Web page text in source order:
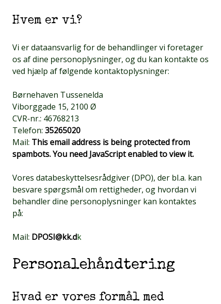
Hvem er vi?
Vi er dataansvarlig for de behandlinger vi foretager
os af dine personoplysninger, og du kan kontakte os
ved hjælp af følgende kontaktoplysninger:
Børnehaven Tussenelda
Viborggade 15, 2100 Ø
CVR-nr.: 46768213
Telefon: 35265020
Mail: This email address is being protected from
spambots. You need JavaScript enabled to view it.
Vores databeskyttelsesrådgiver (DPO), der bl.a. kan
besvare spørgsmål om rettigheder, og hvordan vi
behandler dine personoplysninger kan kontaktes
på:
Mail: DPOSI@kk.dk
Personalehåndtering
Hvad er vores formål med